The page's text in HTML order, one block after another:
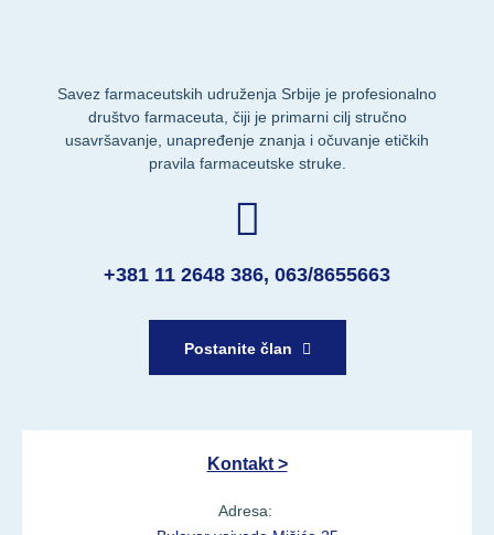
Savez farmaceutskih udruženja Srbije je profesionalno
društvo farmaceuta, čiji je primarni cilj stručno
usavršavanje, unapređenje znanja i očuvanje etičkih
pravila farmaceutske struke.
+381 11 2648 386, 063/8655663
Postanite član
Kontakt >
Adresa: